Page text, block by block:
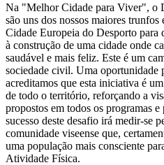
Na "Melhor Cidade para Viver", o
são uns dos nossos maiores
Cidade Europeia do Desporto para
à construção de uma cidade onde
saudável e mais feliz. Este é um
sociedade civil. Uma oportunidade
acreditamos que esta iniciativa é
de todo o território, reforçando a
propostos em todos os programas
sucesso deste desafio irá medir-se
comunidade viseense que,
uma população mais consciente
Atividade Física.